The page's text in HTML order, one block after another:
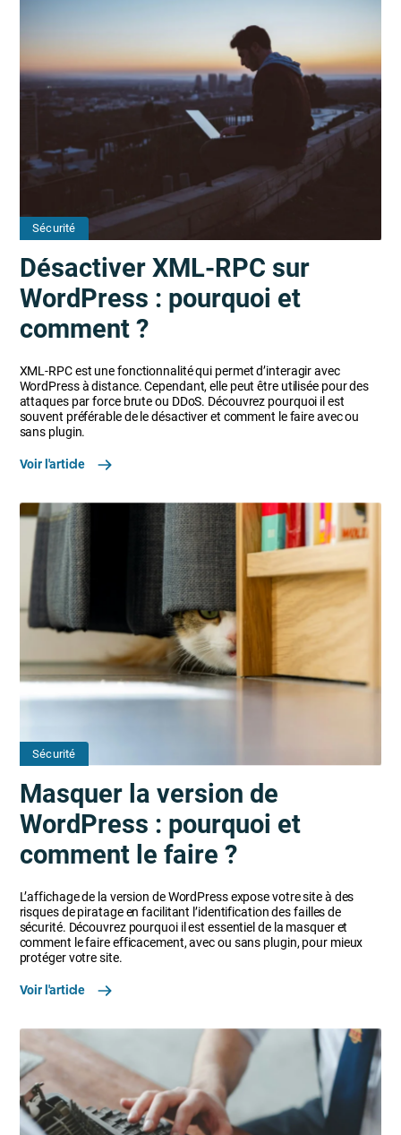
Sécurité
Désactiver XML-RPC sur
WordPress : pourquoi et
comment ?
XML-RPC est une fonctionnalité qui permet d’interagir avec
WordPress à distance. Cependant, elle peut être utilisée pour des
attaques par force brute ou DDoS. Découvrez pourquoi il est
souvent préférable de le désactiver et comment le faire avec ou
sans plugin.
Voir l'article
Sécurité
Masquer la version de
WordPress : pourquoi et
comment le faire ?
L’affichage de la version de WordPress expose votre site à des
risques de piratage en facilitant l’identification des failles de
sécurité. Découvrez pourquoi il est essentiel de la masquer et
comment le faire efficacement, avec ou sans plugin, pour mieux
protéger votre site.
Voir l'article